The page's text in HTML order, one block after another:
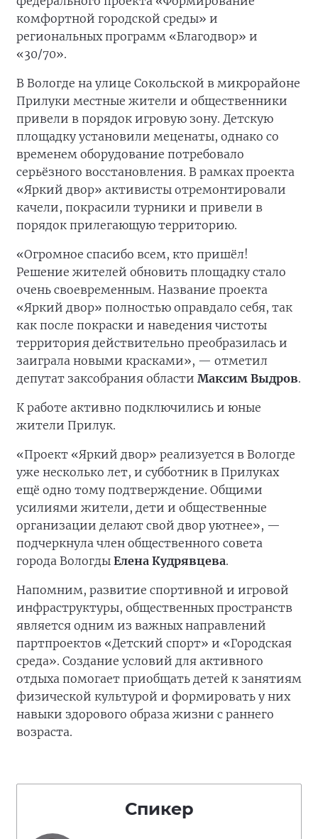
комфортной городской среды» и
региональных программ «Благодвор» и
«30/70».
В Вологде на улице Сокольской в микрорайоне
Прилуки местные жители и общественники
привели в порядок игровую зону. Детскую
площадку установили меценаты, однако со
временем оборудование потребовало
серьёзного восстановления. В рамках проекта
«Яркий двор» активисты отремонтировали
качели, покрасили турники и привели в
порядок прилегающую территорию.
«Огромное спасибо всем, кто пришёл!
Решение жителей обновить площадку стало
очень своевременным. Название проекта
«Яркий двор» полностью оправдало себя, так
как после покраски и наведения чистоты
территория действительно преобразилась и
заиграла новыми красками», — отметил
депутат заксобрания области Максим Выдров.
К работе активно подключились и юные
жители Прилук.
«Проект «Яркий двор» реализуется в Вологде
уже несколько лет, и субботник в Прилуках
ещё одно тому подтверждение. Общими
усилиями жители, дети и общественные
организации делают свой двор уютнее», —
подчеркнула член общественного совета
города Вологды Елена Кудрявцева.
Напомним, развитие спортивной и игровой
инфраструктуры, общественных пространств
является одним из важных направлений
партпроектов «Детский спорт» и «Городская
среда». Создание условий для активного
отдыха помогает приобщать детей к занятиям
физической культурой и формировать у них
навыки здорового образа жизни с раннего
возраста.
Спикер